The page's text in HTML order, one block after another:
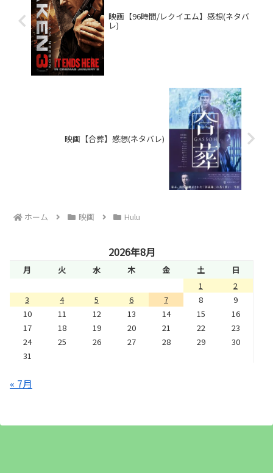
映画【96時間/レクイエム】感想(ネタバ
レ)
映画【合葬】感想(ネタバレ)
ホーム 映画 Hulu
2026年8月
月 火 水 木 金 土
日
1
2
3
4 5 6 7 8
9
10
11 12 13 14 15
16
17
18 19 20 21 22
23
24
25 26 27 28 29
30
31
« 7月